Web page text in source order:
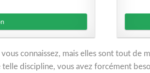
connaissez, mais elles sont tout de
telle discipline, vous avez forcément